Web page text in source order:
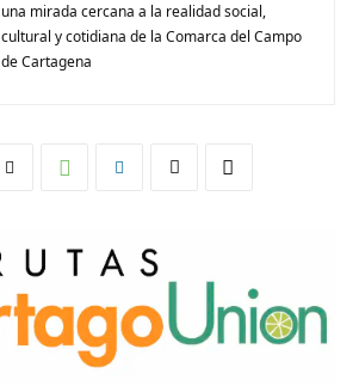
una mirada cercana a la realidad social,
cultural y cotidiana de la Comarca del Campo
de Cartagena